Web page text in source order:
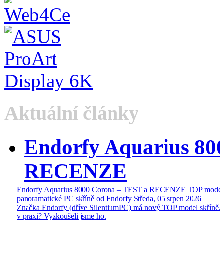
Aktuální články
Endorfy Aquarius
RECENZE
Endorfy Aquarius 8000 Corona – TEST a RECENZE TOP
panoramatické PC skříně od Endorfy Středa, 05 srpen 2026
Značka Endorfy (dříve SilentiumPC) má nový TOP model
v praxi? Vyzkoušeli jsme ho.